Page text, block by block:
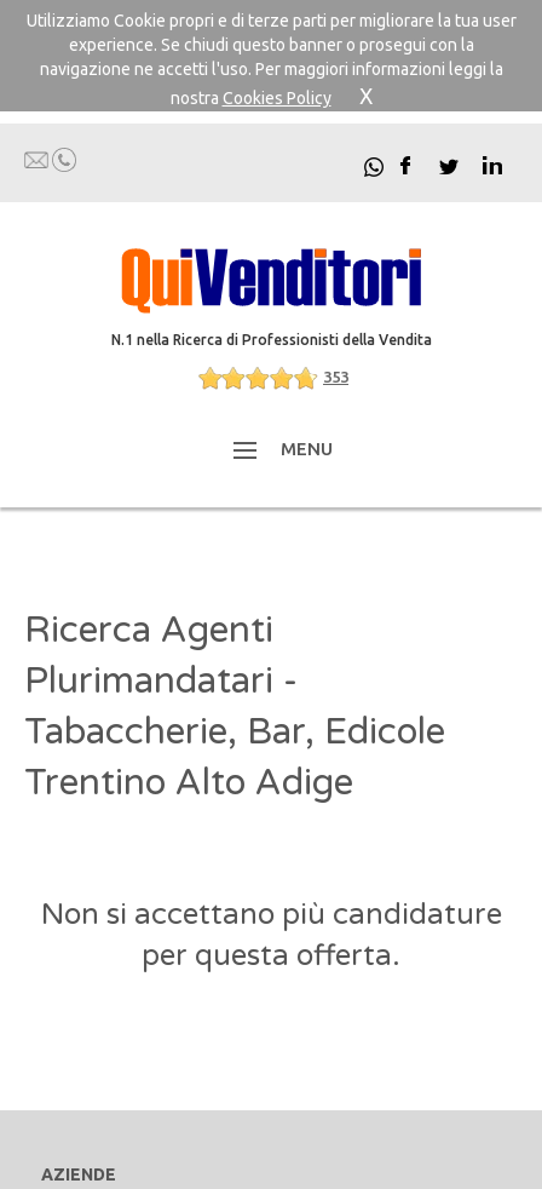
Utilizziamo Cookie propri e di terze parti per migliorare la tua user
experience. Se chiudi questo banner o prosegui con la
navigazione ne accetti l'uso. Per maggiori informazioni leggi la
nostra Cookies Policy X
N.1 nella Ricerca di Professionisti della Vendita
353
MENU
Ricerca Agenti
Plurimandatari -
Tabaccherie, Bar, Edicole
Trentino Alto Adige
Non si accettano più candidature
per questa offerta.
AZIENDE